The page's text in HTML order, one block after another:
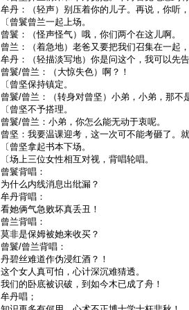
牟丹：（轻声）别压着你的儿子。再说，你听
〔曾鬟曾兰一起上场。
曾鬟：（怪声怪气）哦，你们两个在这儿啊。
曾兰：（着急地）老爸又要把我们召集在一起
牟丹：（轻描淡写地）你是问这个，我可以先
曾鬟/曾兰：（大惊失色）啊？！
〔曾坚保持镇定。
曾鬟/曾兰：（转身对曾坚）小弟，小弟，那不
〔曾坚不予搭理。
曾鬟/曾兰：小弟，你怎么能无动于衷呢。
曾坚：我要温课迎考，这一次可不能考砸了。
〔曾坚拿起书本下场。
〔场上三位女性相互对视，背唱轮唱。
曾鬟背唱：
为什么内线消息出纰漏？
牟丹背唱：
看她俩气急败坏真丢丑！
曾兰背唱：
莫非是保姆被她来收买？
曾鬟/曾兰背唱：
丹碧丝难道作伪浸红酒？！
这个女人真可怕，心计深沉难猜透。
我们的卧底被识破，到如今木已成了舟！
牟丹唱；